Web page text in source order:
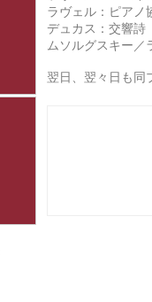
ラヴェル：ピアノ
デュカス：交響詩
ムソルグスキー／
翌日、翌々日も